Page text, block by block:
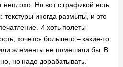
неплохо. Но вот с графикой есть
текстуры иногда размыты, и это
И хоть полеты
хочется большего – какие-то
элементы не помешали бы. В
но надо дорабатывать.